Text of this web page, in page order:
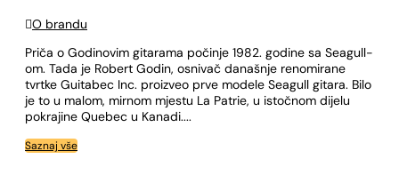
O brandu
Priča o Godinovim gitarama počinje 1982. godine sa Seagull-
om. Tada je Robert Godin, osnivač današnje renomirane
tvrtke Guitabec Inc. proizveo prve modele Seagull gitara. Bilo
je to u malom, mirnom mjestu La Patrie, u istočnom dijelu
pokrajine Quebec u Kanadi....
Saznaj vše